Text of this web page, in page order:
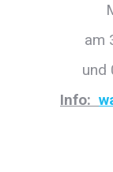
am
und
Info: